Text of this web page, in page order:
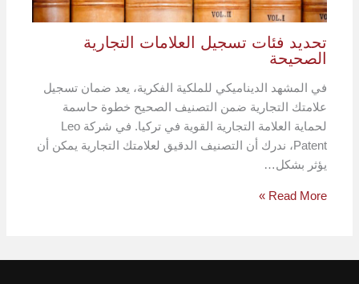
تحديد فئات تسجيل العلامات التجارية
الصحيحة
في المشهد الديناميكي للملكية الفكرية، يعد ضمان تسجيل
علامتك التجارية ضمن التصنيف الصحيح خطوة حاسمة
لحماية العلامة التجارية القوية في تركيا. في شركة Leo
Patent، ندرك أن التصنيف الدقيق لعلامتك التجارية يمكن أن
يؤثر بشكل…
Read More »